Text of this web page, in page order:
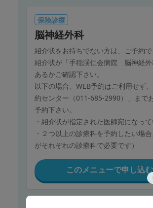
保険診療
脳神経外科
紹介状をお持ちでない方は、ご予約で
紹介状が「手稲渓仁会病院 脳神経外
あるかご確認下さい。
以下の場合、WEB予約はご利用せず
約センター（011-685-2990）」まで
予約下さい。
・紹介状が指定された医師宛になって
・２つ以上の診療科を予約したい場
がそれぞれの診療科で必要です）
このメニューで申し込む